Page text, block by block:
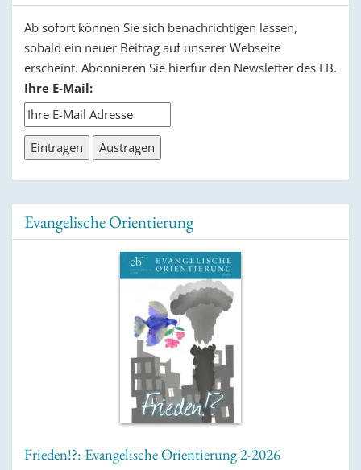
Ab sofort können Sie sich benachrichtigen lassen,
sobald ein neuer Beitrag auf unserer Webseite
erscheint. Abonnieren Sie hierfür den Newsletter des EB.
Ihre E-Mail:
Evangelische Orientierung
Frieden!?: Evangelische Orientierung 2-2026